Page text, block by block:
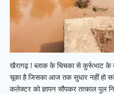
खैरागढ़ ! ब्लाक के चिचका से कुर्रूभाट के
चूका है जिसका आज तक सुधार नहीं हो
कलेक्टर को ज्ञापन सौपकर तत्काल पुल